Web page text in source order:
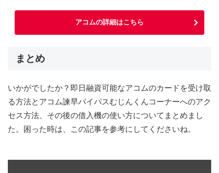
アコムの詳細はこちら
まとめ
いかがでしたか？即日融資可能なアコムのカードを受け取
る方法とアコム諫早バイパスむじんくんコーナーへのアク
セス方法、その後の借入機の使い方についてまとめまし
た。困った時は、この記事を参考にしてくださいね。